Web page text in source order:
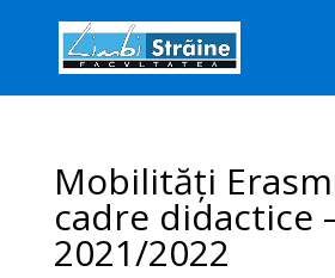
Mobilități
cadre didactice
2021/2022